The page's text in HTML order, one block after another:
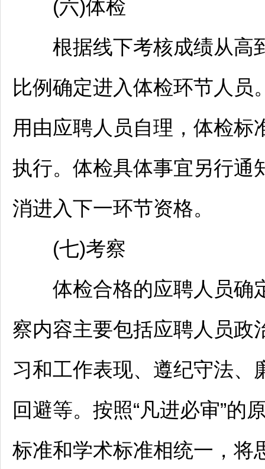
(六)体检
根据线下考核成绩从高
比例确定进入体检环节人
用由应聘人员自理，体检标
执行。体检具体事宜另行通
消进入下一环节资格。
(七)考察
体检合格的应聘人员确
察内容主要包括应聘人员政
习和工作表现、遵纪守法、
回避等。按照“凡进必审”的
标准和学术标准相统一，将